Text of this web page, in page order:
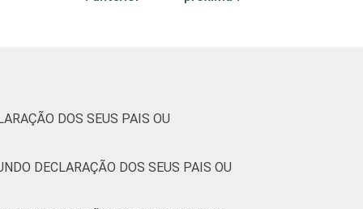
-
DOS SEUS PAIS OU
DECLARAÇÃO DOS SEUS PAIS OU